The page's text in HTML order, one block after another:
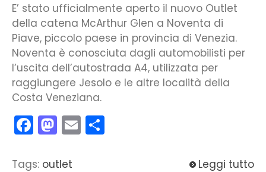
E’ stato ufficialmente aperto il nuovo Outlet
della catena McArthur Glen a Noventa di
Piave, piccolo paese in provincia di Venezia.
Noventa è conosciuta dagli automobilisti per
l’uscita dell’autostrada A4, utilizzata per
raggiungere Jesolo e le altre località della
Costa Veneziana.
Facebook
Mastodon
Email
Tags: outlet Leggi tutto